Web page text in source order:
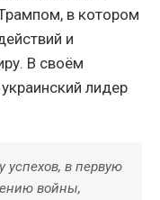
в котором
и
В своём
лидер
успехов, в первую
войны,